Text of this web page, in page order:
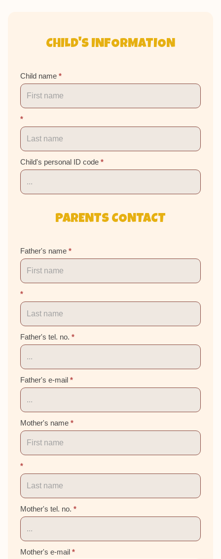
registreerimine
CHILD'S INFORMATION
Child name *
*
Child's personal ID code *
PARENTS CONTACT
Father's name *
*
Father's tel. no. *
Father's e-mail *
Mother's name *
*
Mother's tel. no. *
Mother's e-mail *